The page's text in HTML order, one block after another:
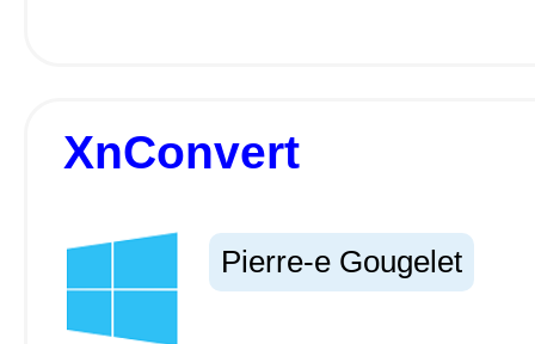
XnConvert
Pierre-e Gougelet